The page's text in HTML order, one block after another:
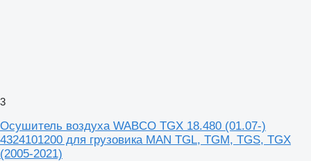
3
Осушитель воздуха WABCO TGX 18.480 (01.07-)
4324101200 для грузовика MAN TGL, TGM, TGS, TGX
(2005-2021)